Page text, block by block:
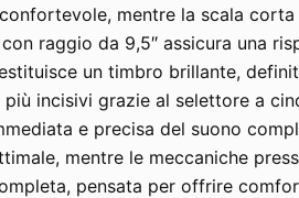
mentre la scala
raggio da 9,5″ assicura una
un timbro brillante,
incisivi grazie al selettore a
e precisa del suono
mentre le meccaniche
pensata per offrire